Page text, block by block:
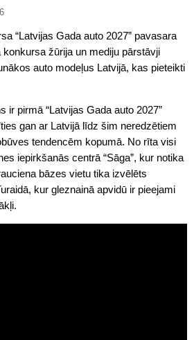
“Latvijas Gada auto 2027” pavasara
žūrija un mediju pārstāvji
auto modeļus Latvijā, kas pieteikti
ir pirmā “Latvijas Gada auto 2027”
gan ar Latvijā līdz šim neredzētiem
tendencēm kopumā. No rīta visi
iepirkšanās centrā “Sāga”, kur notika
bāzes vietu tika izvēlēts
kur gleznainā apvidū ir pieejami